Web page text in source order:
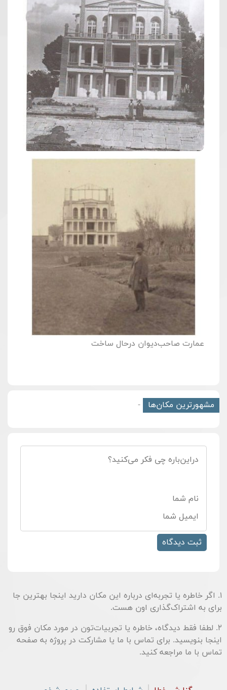
عمارت صاحب‌دیوان درحال ساخت
مشهورترین مکان‌ها -
۱. اگر خاطره یا تجربه‌ای درباره این مکان دارید اینجا بهترین جا
برای به اشتراک‌گذاری اون هست.
۲. لطفا فقط دیدگاه، خاطره یا تجربیات‌تون در مورد مکان فوق رو
اینجا بنویسید. برای تماس با ما یا مشارکت در پروژه به صفحه
تماس با ما مراجعه کنید.